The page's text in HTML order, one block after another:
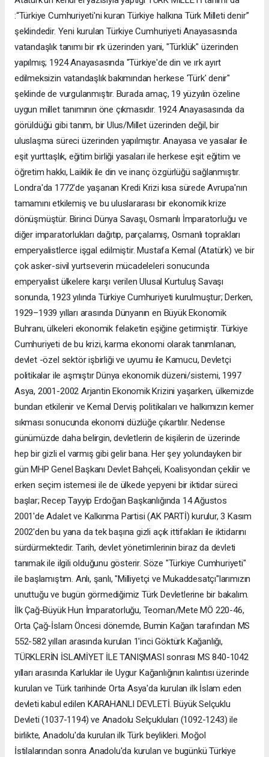
:“Türkiye Cumhuriyeti'ni kuran Türkiye halkına Türk Milleti denir”
şeklindedir. Yeni kurulan Türkiye Cumhuriyeti Anayasasında
vatandaşlık tanımı bir ırk üzerinden yani, "Türklük" üzerinden
yapılmış; 1924 Anayasasında "Türkiye'de din ve ırk ayırt
edilmeksizin vatandaşlık bakımından herkese 'Türk' denir"
şeklinde de vurgulanmıştır. Burada amaç, 19 yüzyılın özeline
uygun millet tanımının öne çıkmasıdır. 1924 Anayasasında da
görüldüğü gibi tanım, bir Ulus/Millet üzerinden değil, bir
uluslaşma süreci üzerinden yapılmıştır. Anayasa ve yasalar ile
eşit yurttaşlık, eğitim birliği yasaları ile herkese eşit eğitim ve
öğretim hakkı, Laiklik ile din ve inanç özgürlüğü sağlanmıştır.
Londra'da 1772'de yaşanan Kredi Krizi kısa sürede Avrupa'nın
tamamını etkilemiş ve bu uluslararası bir ekonomik krize
dönüşmüştür. Birinci Dünya Savaşı, Osmanlı İmparatorluğu ve
diğer imparatorlukları dağıtıp, parçalamış, Osmanlı toprakları
emperyalistlerce işgal edilmiştir. Mustafa Kemal (Atatürk) ve bir
çok asker-sivil yurtseverin mücadeleleri sonucunda
emperyalist ülkelere karşı verilen Ulusal Kurtuluş Savaşı
sonunda, 1923 yılında Türkiye Cumhuriyeti kurulmuştur; Derken,
1929–1939 yılları arasında Dünyanın en Büyük Ekonomik
Buhranı, ülkeleri ekonomik felaketin eşiğine getirmiştir. Türkiye
Cumhuriyeti de bu krizi, karma ekonomi olarak tanımlanan,
devlet -özel sektör işbirliği ve uyumu ile Kamucu, Devletçi
politikalar ile aşmıştır Dünya ekonomik düzeni/sistemi, 1997
Asya, 2001-2002 Arjantin Ekonomik Krizini yaşarken, ülkemizde
bundan etkilenir ve Kemal Derviş politikaları ve halkımızın kemer
sıkması sonucunda ekonomi düzlüğe çıkartılır. Nedense
günümüzde daha belirgin, devletlerin de kişilerin de üzerinde
hep bir gizli el varmış gibi gelir bana. Her şey yolundayken bir
gün MHP Genel Başkanı Devlet Bahçeli, Koalisyondan çekilir ve
erken seçim istemesi ile de ülkede yepyeni bir iktidar süreci
başlar; Recep Tayyip Erdoğan Başkanlığında 14 Ağustos
2001'de Adalet ve Kalkınma Partisi (AK PARTİ) kurulur, 3 Kasım
2002'den bu yana da tek başına gizli açık ittifakları ile iktidarını
sürdürmektedir. Tarih, devlet yönetimlerinin biraz da devleti
tanımak ile ilgili olduğunu gösterir. Söze "Türkiye Cumhuriyeti"
ile başlamıştım. Anlı, şanlı, "Milliyetçi ve Mukaddesatçı"larımızın
unuttuğu ve bugün görmediğimiz Türk Devletlerine bir bakalım.
İlk Çağ-Büyük Hun İmparatorluğu, Teoman/Mete MÖ 220-46,
Orta Çağ-İslam Öncesi dönemde, Bumin Kağan tarafından MS
552-582 yılları arasında kurulan 1'inci Göktürk Kağanlığı,
TÜRKLERİN İSLAMİYET İLE TANIŞMASI sonrası MS 840-1042
yılları arasında Karluklar ile Uygur Kağanlığının kalıntısı üzerinde
kurulan ve Türk tarihinde Orta Asya'da kurulan ilk İslam eden
devleti kabul edilen KARAHANLI DEVLETİ. Büyük Selçuklu
Devleti (1037-1194) ve Anadolu Selçukluları (1092-1243) ile
birlikte, Anadolu'da kurulan ilk Türk beylikleri. Moğol
İstilalarından sonra Anadolu'da kurulan ve bugünkü Türkiye